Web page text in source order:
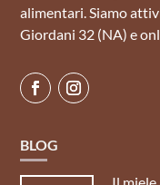
alimentari. Siamo
Giordani 32 (NA) e
BLOG